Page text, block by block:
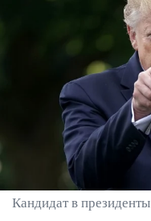
Кандидат в